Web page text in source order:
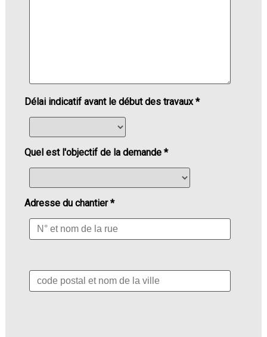
Délai indicatif avant le début des travaux *
Quel est l'objectif de la demande *
Adresse du chantier *